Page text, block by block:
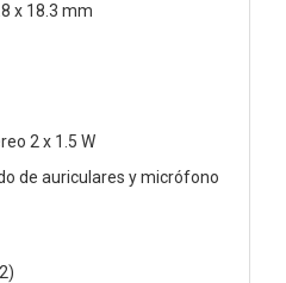
x 18.3 mm
2 x 1.5 W
de auriculares y micrófono